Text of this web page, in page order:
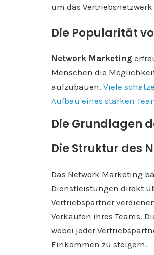
um das
Die Popularität
Network Marketing
Menschen die
aufzubauen. Viele
Aufbau eines starken
Die Grundlagen
Die Struktur des
Das Network Marketing
Dienstleistungen direkt
Vertriebspartner
Verkäufen ihres Teams.
wobei jeder
Einkommen zu steigern.